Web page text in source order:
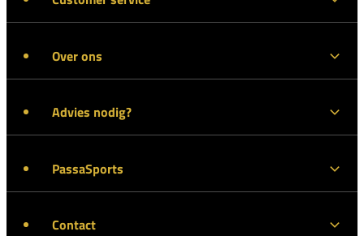
Over ons
Advies nodig?
PassaSports
Contact